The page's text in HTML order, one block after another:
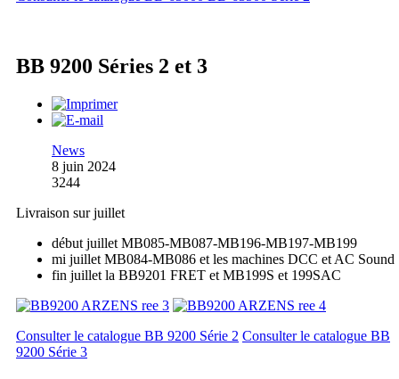
BB 9200 Séries 2 et 3
News
8 juin 2024
3244
Livraison sur juillet
début juillet MB085-MB087-MB196-MB197-MB199
mi juillet MB084-MB086 et les machines DCC et AC Sound
fin juillet la BB9201 FRET et MB199S et 199SAC
Consulter le catalogue BB 9200 Série 2 Consulter le catalogue BB
9200 Série 3